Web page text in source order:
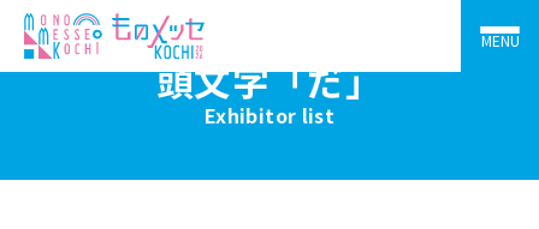
MENU
頭文字「だ」
Exhibitor list